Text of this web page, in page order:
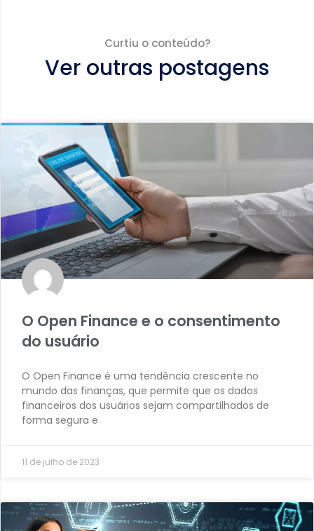
Curtiu o conteúdo?
Ver outras postagens
O Open Finance e o consentimento
do usuário
O Open Finance é uma tendência crescente no
mundo das finanças, que permite que os dados
financeiros dos usuários sejam compartilhados de
forma segura e
11 de julho de 2023